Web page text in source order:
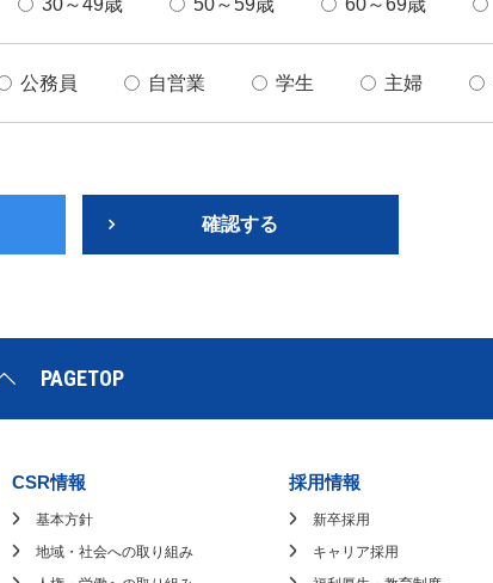
30～49歳 50～59歳 60～69歳
公務員 自営業 学生 主婦
確認する
PAGETOP
CSR情報
基本方針
地域・社会への取り組み
採用情報
新卒採用
キャリア採用